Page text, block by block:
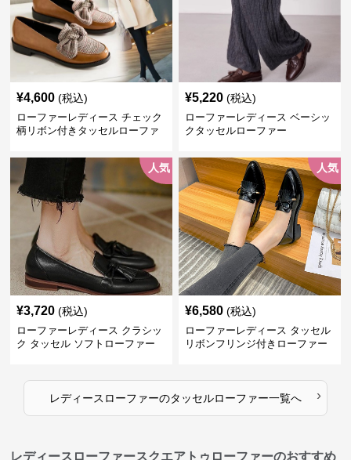
¥4,600 (税込)
ローファーレディース チェック
柄リボン付きタッセルローファ
¥5,220 (税込)
ローファーレディース ベーシッ
クタッセルローファー
人気
¥3,720 (税込)
ローファーレディース クラシッ
ク タッセル ソフトローファー
人気
¥6,580 (税込)
ローファーレディース タッセル
リボンフリンジ付きローファー
レディースローファーのタッセルローファー一覧へ ›
レディースローファースクエアトゥローファーのおすすめ